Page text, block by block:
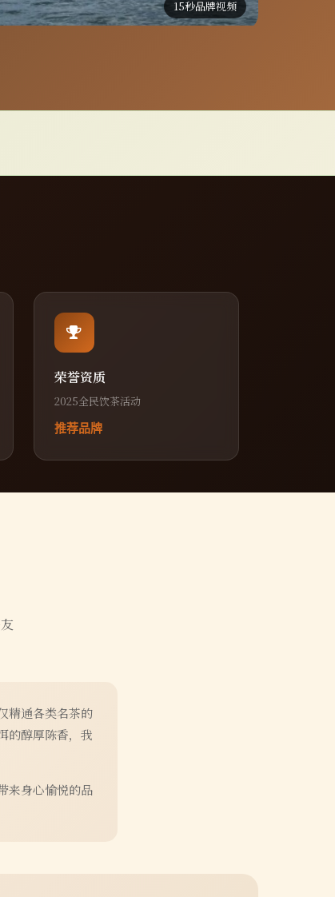
15秒品牌视频
荣誉资质
2025全民饮茶活动
推荐品牌
精通各类名茶的
的醇厚陈香，我
来身心愉悦的品